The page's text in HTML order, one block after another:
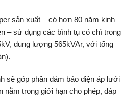
sản xuất – có hơn 80 năm kinh
– sử dụng các bình tụ có chì trong
dung lượng 565kVAr, với tổng
sẽ góp phần đảm bảo điện áp lưới
nằm trong giới hạn cho phép, đáp